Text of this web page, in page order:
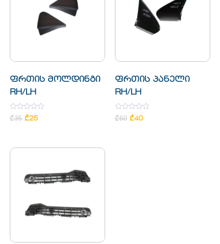
ფრთის მოლდინგი
RH/LH
Rated
0
₾35 ₾25
ფრთის პანელი
RH/LH
Rated
0
₾60 ₾40